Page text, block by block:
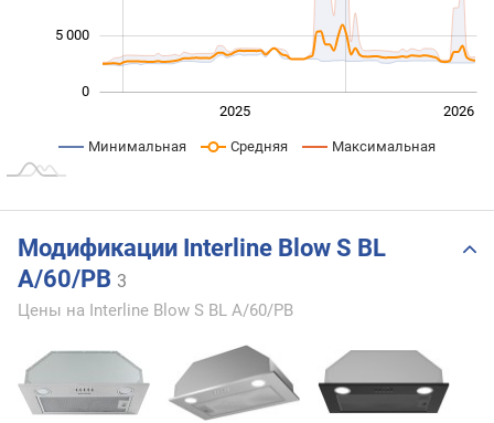
0
5 000
2025 2026
Минимальная Средняя Максимальная
Модификации Interline Blow S BL
A/60/PB 3
Цены на Interline Blow S BL A/60/PB